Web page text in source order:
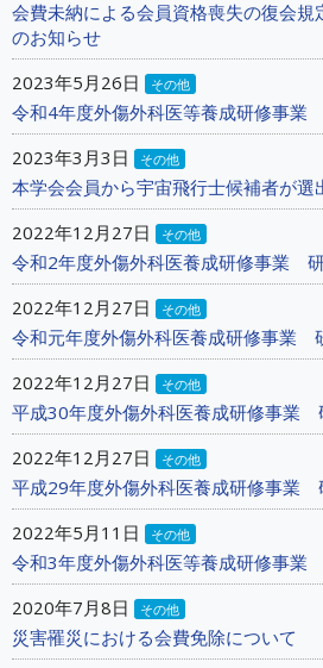
会費未納による会員資格喪失の復会
のお知らせ
2023年5月26日
その他
令和4年度外傷外科医等養成研修事
2023年3月3日
その他
本学会会員から宇宙飛行士候補者が選
2022年12月27日
その他
令和2年度外傷外科医養成研修事業
2022年12月27日
その他
令和元年度外傷外科医養成研修事業
2022年12月27日
その他
平成30年度外傷外科医養成研修事業
2022年12月27日
その他
平成29年度外傷外科医養成研修事業
2022年5月11日
その他
令和3年度外傷外科医等養成研修事
2020年7月8日
その他
災害罹災における会費免除について